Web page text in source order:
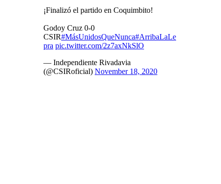
¡Finalizó el partido en Coquimbito!
Godoy Cruz 0-0
CSIR#MásUnidosQueNunca#ArribaLaLe
pra pic.twitter.com/2z7axNkSlO
— Independiente Rivadavia
(@CSIRoficial) November 18, 2020